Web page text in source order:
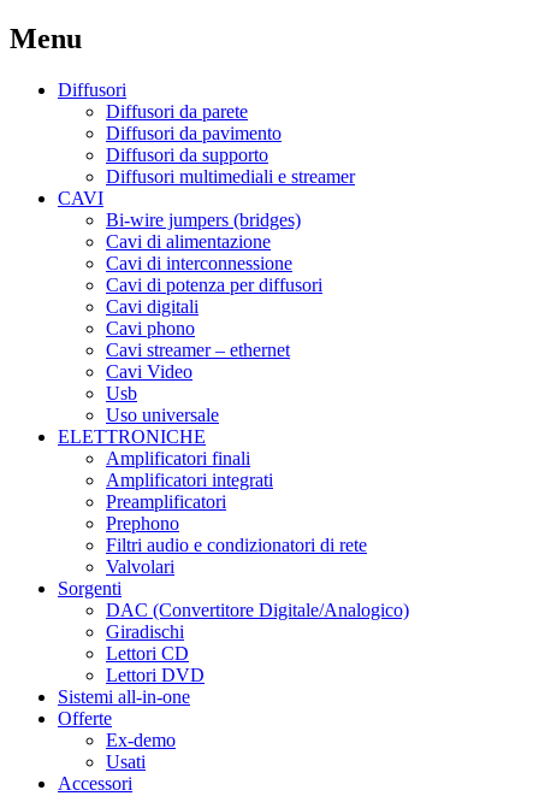
Menu
Diffusori
Diffusori da parete
Diffusori da pavimento
Diffusori da supporto
Diffusori multimediali e streamer
CAVI
Bi-wire jumpers (bridges)
Cavi di alimentazione
Cavi di interconnessione
Cavi di potenza per diffusori
Cavi digitali
Cavi phono
Cavi streamer – ethernet
Cavi Video
Usb
Uso universale
ELETTRONICHE
Amplificatori finali
Amplificatori integrati
Preamplificatori
Prephono
Filtri audio e condizionatori di rete
Valvolari
Sorgenti
DAC (Convertitore Digitale/Analogico)
Giradischi
Lettori CD
Lettori DVD
Sistemi all-in-one
Offerte
Ex-demo
Usati
Accessori